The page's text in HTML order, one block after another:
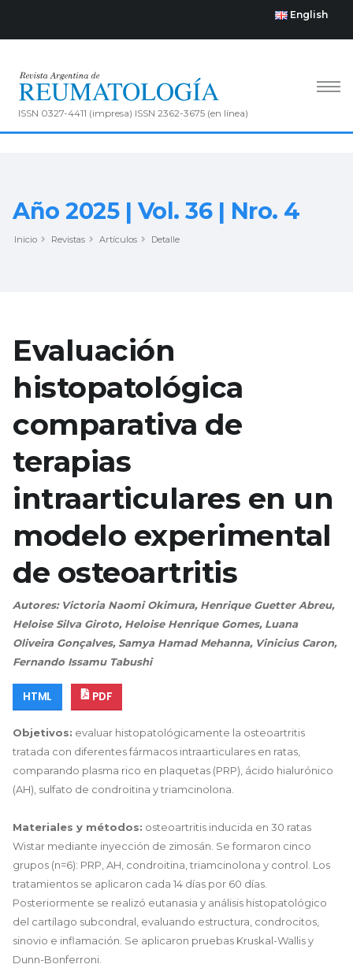
English
ISSN 0327-4411 (impresa) ISSN 2362-3675 (en línea)
Año 2025 | Vol. 36 | Nro. 4
Inicio Revistas Artículos Detalle
Evaluación
histopatológica
comparativa de
terapias
intraarticulares en un
modelo experimental
de osteoartritis
Autores: Victoria Naomi Okimura, Henrique Guetter Abreu,
Heloise Silva Giroto, Heloise Henrique Gomes, Luana
Oliveira Gonçalves, Samya Hamad Mehanna, Vinicius Caron,
Fernando Issamu Tabushi
HTML PDF
Objetivos: evaluar histopatológicamente la osteoartritis
tratada con diferentes fármacos intraarticulares en ratas,
comparando plasma rico en plaquetas (PRP), ácido hialurónico
(AH), sulfato de condroitina y triamcinolona.
Materiales y métodos: osteoartritis inducida en 30 ratas
Wistar mediante inyección de zimosán. Se formaron cinco
grupos (n=6): PRP, AH, condroitina, triamcinolona y control. Los
tratamientos se aplicaron cada 14 días por 60 días.
Posteriormente se realizó eutanasia y análisis histopatológico
del cartílago subcondral, evaluando estructura, condrocitos,
sinovio e inflamación. Se aplicaron pruebas Kruskal-Wallis y
Dunn-Bonferroni.